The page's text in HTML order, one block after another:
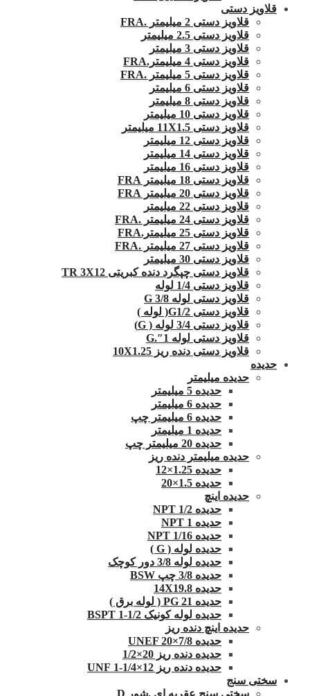
قلاویز دستی
قلاویز دستی 2 میلیمتر .FRA
قلاویز دستی 2.5 میلیمتر
قلاویز دستی 3 میلیمتر
قلاویز دستی 4 میلیمتر.FRA
قلاویز دستی 5 میلیمتر .FRA
قلاویز دستی 6 میلیمتر
قلاویز دستی 8 میلیمتر
قلاویز دستی 10 میلیمتر
قلاویز دستی 11X1.5 میلیمتر
قلاویز دستی 12 میلیمتر
قلاویز دستی 14 میلیمتر
قلاویز دستی 16 میلیمتر
قلاویز دستی 18 میلیمتر FRA
قلاویز دستی 20 میلیمتر FRA
قلاویز دستی 22 میلیمتر
قلاویز دستی 24 میلیمتر .FRA
قلاویز دستی 25 میلیمتر.FRA
قلاویز دستی 27 میلیمتر .FRA
قلاویز دستی 30 میلیمتر
قلاویز دستی چپگرد دنده کبریتی TR 3X12
قلاویز دستی 1/4 لوله
قلاویز دستی لوله G 3/8
قلاویز دستی G1/2( لوله )
قلاویز دستی 3/4 لوله ( G)
قلاویز دستی لوله 1″.G
قلاویز دستی دنده ریز 10X1.25
حدیده
حدیده میلیمتر
حدیده 5 میلیمتر
حدیده 6 میلیمتر
حدیده 6 میلیمتر چپ
حدیده 1 میلیمتر
حدیده 20 میلیمتر چپ
حدیده میلیمتر دنده ریز
حدیده 1.25×12
حدیده 1.5×20
حدیده اینچ
حدیده 1/2 NPT
حدیده NPT 1
حدیده 1/16 NPT
حدیده لوله ( G )
حدیده لوله 3/8 دور کوچک
حدیده 3/8 چپ BSW
حدیده 14X19.8
حدیده 21 PG ( لوله برق )
حدیده لوله کونیک 1/2-1 BSPT
حدیده اینچ دنده ریز
حدیده UNEF 20×7/8
حدیده دنده ریز 20×1/2
حدیده دنده ریز 12×1/4-1 UNF
سختی سنج
سختی سنج عقربه ای .شور D